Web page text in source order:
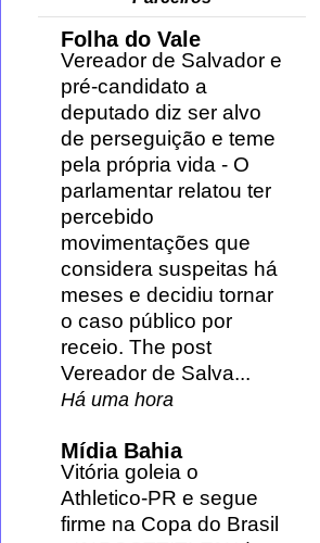
Folha do Vale
Vereador de Salvador e
pré-candidato a
deputado diz ser alvo
de perseguição e teme
pela própria vida - O
parlamentar relatou ter
percebido
movimentações que
considera suspeitas há
meses e decidiu tornar
o caso público por
receio. The post
Vereador de Salva...
Há uma hora
Mídia Bahia
Vitória goleia o
Athletico-PR e segue
firme na Copa do Brasil